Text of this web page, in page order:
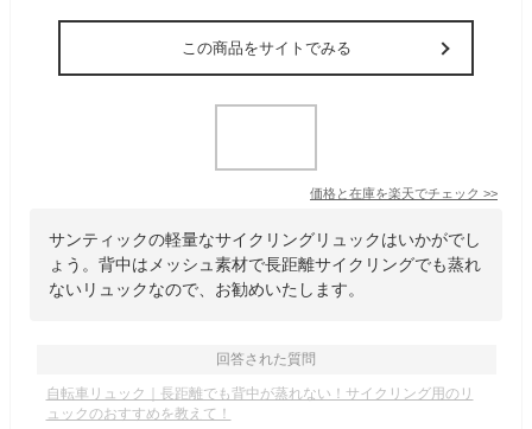
この商品をサイトでみる
価格と在庫を楽天でチェック >>
サンティックの軽量なサイクリングリュックはいかがでし
ょう。背中はメッシュ素材で長距離サイクリングでも蒸れ
ないリュックなので、お勧めいたします。
回答された質問
自転車リュック｜長距離でも背中が蒸れない！サイクリング用のリ
ュックのおすすめを教えて！